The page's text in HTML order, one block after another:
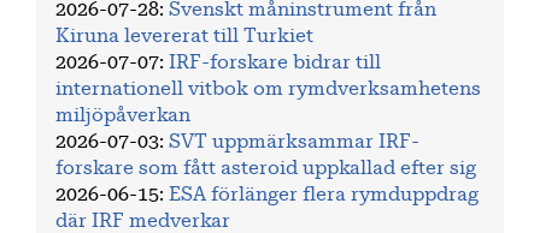
2026-07-28: Svenskt måninstrument från
Kiruna levererat till Turkiet
2026-07-07: IRF-forskare bidrar till
internationell vitbok om rymdverksamhetens
miljöpåverkan
2026-07-03: SVT uppmärksammar IRF-
forskare som fått asteroid uppkallad efter sig
2026-06-15: ESA förlänger flera rymduppdrag
där IRF medverkar